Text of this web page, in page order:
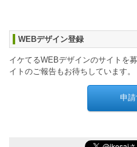
WEBデザイン登録
イケてるWEBデザインのサイトを
イトのご報告もお待ちしています。